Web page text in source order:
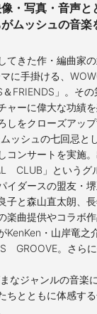
・写真・音声と
ムッシュの音楽
てきた作・編曲家
に手掛ける、
FRIENDS」。そ
ャーに偉大な功績
をクローズアップ
ッシュの七回忌と
コンサートを実施
CLUB」というグ
イダースの盟友・
子と森山直太朗、
楽曲提供やコラボ
KenKen・山岸竜之
GROOVE。さらに
なジャンルの音楽
ちとともに体感す